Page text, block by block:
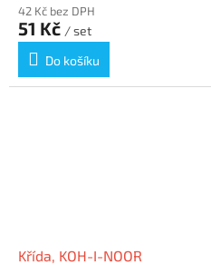
42 Kč bez DPH
51 Kč / set
Do košíku
Křída, KOH-I-NOOR